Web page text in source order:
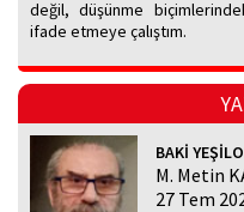
değil, düşünme
ifade etmeye çalıştım.
BAKİ
M. Metin
27 Tem